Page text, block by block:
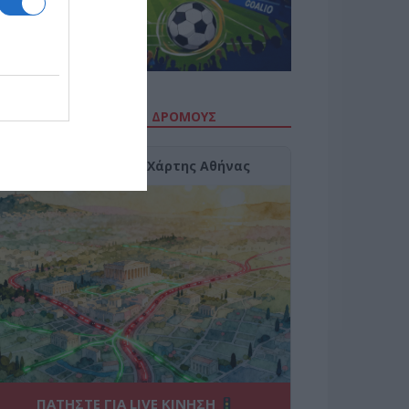
ΤΗΝ ΚΙΝΗΣΗ ΣΤΟΥΣ ΔΡΌΜΟΥΣ
Κίνηση Τώρα: Live Χάρτης Αθήνας
ΠΑΤΗΣΤΕ ΓΙΑ LIVE ΚΙΝΗΣΗ